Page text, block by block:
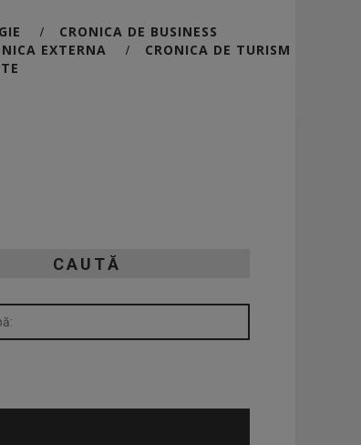
/ CRONICA DE BUSINESS
EXTERNA / CRONICA DE TURISM
CAUTĂ